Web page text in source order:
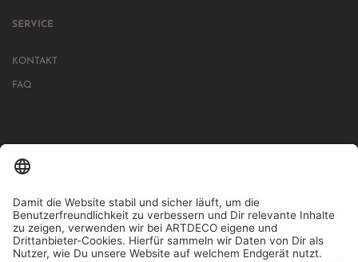
SERVICE
KONTAKT
FAQ